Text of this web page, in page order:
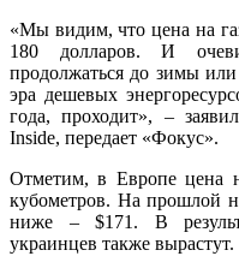
«Мы видим, что цена на
180 долларов. И
продолжаться до зимы
эра дешевых
года, проходит», –
Inside, передает «Фокус».
Отметим, в Европе цена
кубометров. На прошлой
ниже – $171. В
украинцев также вырастут.